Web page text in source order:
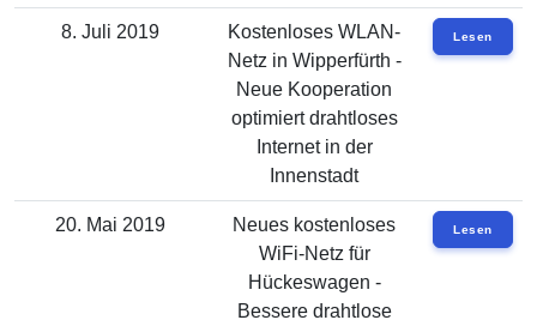
8. Juli 2019
Kostenloses WLAN-
Netz in Wipperfürth -
Neue Kooperation
optimiert drahtloses
Internet in der
Innenstadt
Lesen
20. Mai 2019
Neues kostenloses
WiFi-Netz für
Hückeswagen -
Bessere drahtlose
Lesen